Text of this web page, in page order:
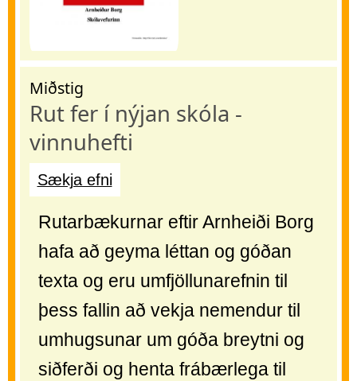
Miðstig
Rut fer í nýjan skóla -
vinnuhefti
Sækja efni
Rutarbækurnar eftir Arnheiði Borg
hafa að geyma léttan og góðan
texta og eru umfjöllunarefnin til
þess fallin að vekja nemendur til
umhugsunar um góða breytni og
siðferði og henta frábærlega til